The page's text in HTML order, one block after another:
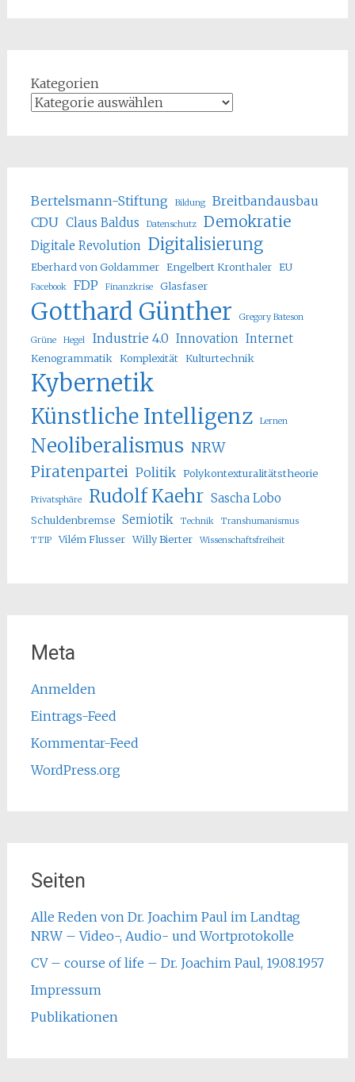
Kategorien
Bertelsmann-Stiftung Bildung
Breitbandausbau
CDU Claus Baldus Datenschutz Demokratie
Digitale Revolution Digitalisierung
Eberhard von Goldammer Engelbert Kronthaler EU
Facebook FDP Finanzkrise Glasfaser
Gotthard Günther Gregory Bateson
Grüne Hegel Industrie 4.0 Innovation Internet
Kenogrammatik Komplexität Kulturtechnik
Kybernetik
Künstliche Intelligenz Lernen
Neoliberalismus NRW
Piratenpartei Politik Polykontexturalitätstheorie
Privatsphäre Rudolf Kaehr Sascha Lobo
Schuldenbremse Semiotik Technik
Transhumanismus
TTIP
Vilém Flusser Willy Bierter Wissenschaftsfreiheit
Meta
Anmelden
Eintrags-Feed
Kommentar-Feed
WordPress.org
Seiten
Alle Reden von Dr. Joachim Paul im Landtag
NRW – Video-, Audio- und Wortprotokolle
CV – course of life – Dr. Joachim Paul, 19.08.1957
Impressum
Publikationen